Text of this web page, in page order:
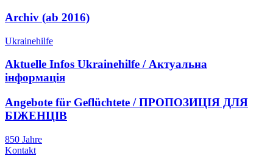
Archiv (ab 2016)
Ukrainehilfe
Aktuelle Infos Ukrainehilfe / Актуальна
інформація
Angebote für Geflüchtete / ПРОПОЗИЦІЯ ДЛЯ
БІЖЕНЦІВ
850 Jahre
Kontakt